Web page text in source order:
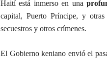
Haití está inmerso en una
capital, Puerto Príncipe, y otras
secuestros y otros crímenes.
El Gobierno keniano envió el